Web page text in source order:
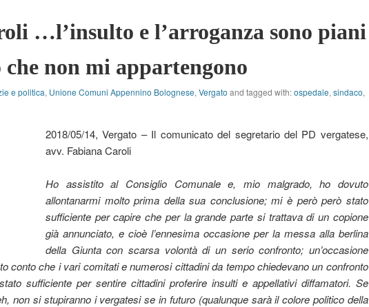
…l’insulto e l’arroganza sono piani
non mi appartengono
e politica, Unione Comuni Appennino Bolognese, Vergato and tagged with:ospedale, sindaco,
2018/05/14, Vergato – Il comunicato del segretario del PD vergatese,
avv. Fabiana Caroli
Ho assistito al Consiglio Comunale e, mio malgrado, ho dovuto
allontanarmi molto prima della sua conclusione; mi è però però stato
sufficiente per capire che per la grande parte si trattava di un copione
già annunciato, e cioè l’ennesima occasione per la messa alla berlina
della Giunta con scarsa volontà di un serio confronto; un’occasione
conto che i vari comitati e numerosi cittadini da tempo chiedevano un confronto
sufficiente per sentire cittadini proferire insulti e appellativi diffamatori. Se
non si stupiranno i vergatesi se in futuro (qualunque sarà il colore politico della